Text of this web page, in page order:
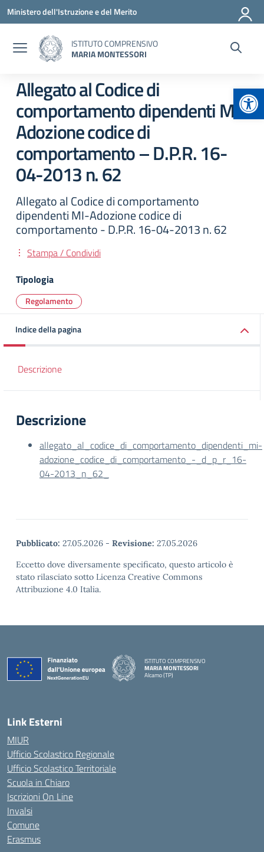
Vai ai contenuti
Vai al menu di navigazione
Vai al footer
Ministero dell'Istruzione e del Merito
ISTITUTO COMPRENSIVO
MARIA MONTESSORI
Allegato al Codice di
comportamento dipendenti MI-
Adozione codice di
comportamento – D.P.R. 16-
04-2013 n. 62
Allegato al Codice di comportamento
dipendenti MI-Adozione codice di
comportamento - D.P.R. 16-04-2013 n. 62
Stampa / Condividi
Tipologia
Regolamento
Indice della pagina
Descrizione
Descrizione
allegato_al_codice_di_comportamento_dipendenti_mi-
adozione_codice_di_comportamento_-_d_p_r_16-
04-2013_n_62_
Pubblicato: 27.05.2026 - Revisione: 27.05.2026
Eccetto dove diversamente specificato, questo articolo è
stato rilasciato sotto Licenza Creative Commons
Attribuzione 4.0 Italia.
ISTITUTO COMPRENSIVO
MARIA MONTESSORI
Alcamo (TP)
Link Esterni
MIUR
Ufficio Scolastico Regionale
Ufficio Scolastico Territoriale
Scuola in Chiaro
Iscrizioni On Line
Invalsi
Comune
Erasmus